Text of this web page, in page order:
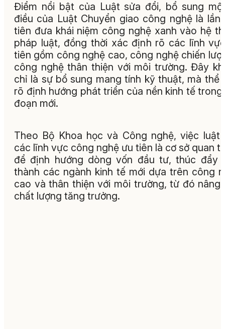
Điểm nổi bật của Luật sửa đổi, bổ sung
điều của Luật Chuyển giao công nghệ là lần
tiên đưa khái niệm công nghệ xanh vào hệ
pháp luật, đồng thời xác định rõ các lĩnh
tiên gồm công nghệ cao, công nghệ chiến
công nghệ thân thiện với môi trường. Đây
chỉ là sự bổ sung mang tính kỹ thuật, mà thể
rõ định hướng phát triển của nền kinh tế trong
đoạn mới.
Theo Bộ Khoa học và Công nghệ, việc luật
các lĩnh vực công nghệ ưu tiên là cơ sở quan
để định hướng dòng vốn đầu tư, thúc đẩy
thành các ngành kinh tế mới dựa trên công
cao và thân thiện với môi trường, từ đó nâng
chất lượng tăng trưởng.